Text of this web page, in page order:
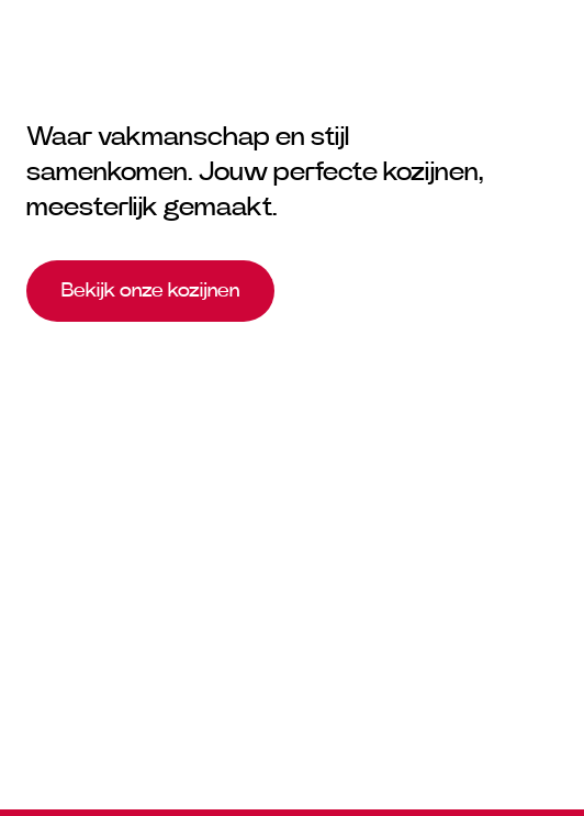
Waar vakmanschap en stijl
samenkomen. Jouw perfecte kozijnen,
meesterlijk gemaakt.
Bekijk onze kozijnen